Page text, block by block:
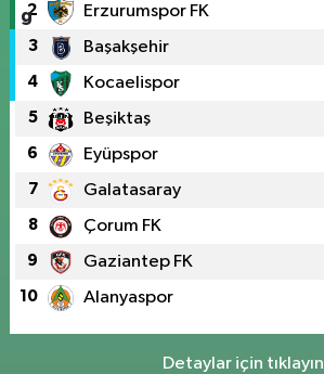
2 Erzurumspor FK
3 Başakşehir
4 Kocaelispor
5 Beşiktaş
6 Eyüpspor
7 Galatasaray
8 Çorum FK
9 Gaziantep FK
10 Alanyaspor
Detaylar için tıklayın